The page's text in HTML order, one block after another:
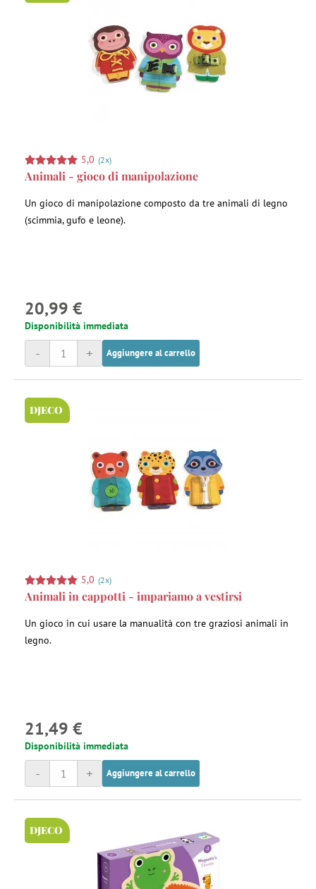
5,0 (2x)
Animali - gioco di manipolazione
Un gioco di manipolazione composto da tre animali di legno
(scimmia, gufo e leone).
20,99 €
Disponibilità immediata
+
- Aggiungere al carrello
DJECO
5,0 (2x)
Animali in cappotti - impariamo a vestirsi
Un gioco in cui usare la manualità con tre graziosi animali in
legno.
21,49 €
Disponibilità immediata
+
- Aggiungere al carrello
DJECO